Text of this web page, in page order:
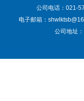
公司电话：021-
电子邮箱：
公司地址